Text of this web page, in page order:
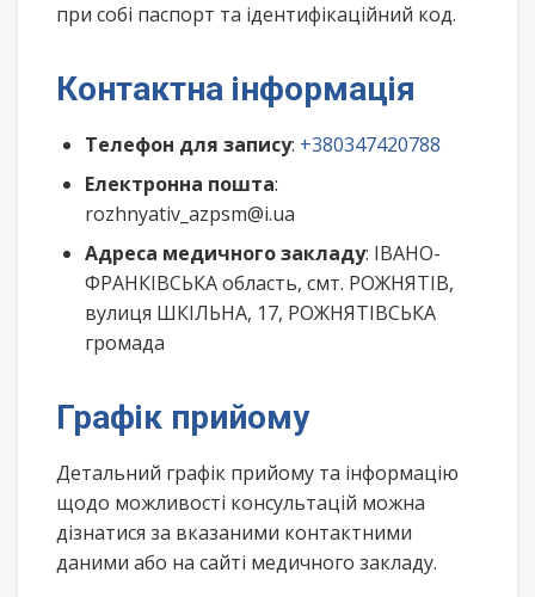
при собі паспорт та ідентифікаційний код.
Контактна інформація
Телефон для запису: +380347420788
Електронна пошта:
rozhnyativ_azpsm@i.ua
Адреса медичного закладу: ІВАНО-
ФРАНКІВСЬКА область, смт. РОЖНЯТІВ,
вулиця ШКІЛЬНА, 17, РОЖНЯТІВСЬКА
громада
Графік прийому
Детальний графік прийому та інформацію
щодо можливості консультацій можна
дізнатися за вказаними контактними
даними або на сайті медичного закладу.